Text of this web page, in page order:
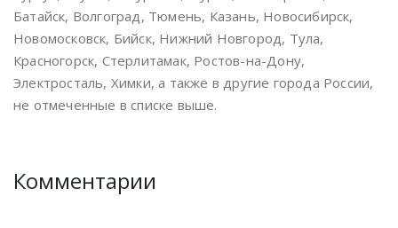
Батайск, Волгоград, Тюмень, Казань, Новосибирск,
Новомосковск, Бийск, Нижний Новгород, Тула,
Красногорск, Стерлитамак, Ростов-на-Дону,
Электросталь, Химки, а также в другие города России,
не отмеченные в списке выше.
Комментарии